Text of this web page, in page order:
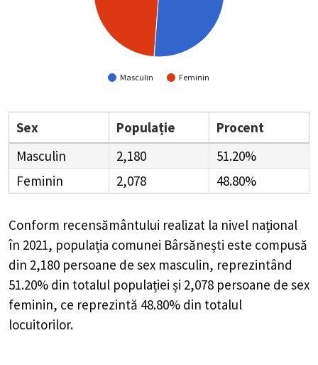
Masculin Feminin
Sex Populație
Procent
Masculin
2,180
51.20%
Feminin
2,078 48.80%
Conform recensământului realizat la nivel național
în 2021, populația comunei Bârsănești este compusă
din 2,180 persoane de sex masculin, reprezintând
51.20% din totalul populației și 2,078 persoane de sex
feminin, ce reprezintă 48.80% din totalul
locuitorilor.